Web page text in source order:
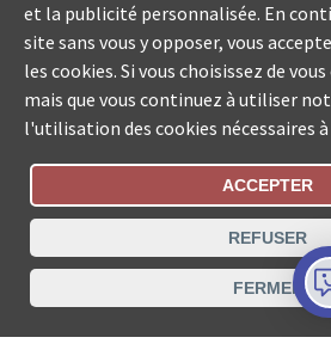
Statut De La
Recherche des offices de
Protection des données
Conditions d’utilisation
et la publicité personnalisée. En
site sans vous y opposer, vous
les cookies. Si vous choisissez de
mais que vous continuez à utiliser
l'utilisation des cookies nécessaires
ACCEPTER
REFUSER
FERMER